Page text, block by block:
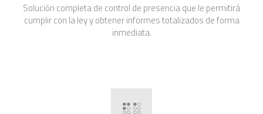
Solución completa de control de presencia que le permitirá
cumplir con la ley y obtener informes totalizados de forma
inmediata.